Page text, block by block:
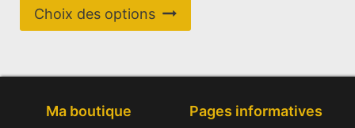
choisies
du
initial
était :
actuel
est :
Choix des options
produit
Les
Ma boutique Pages informatives